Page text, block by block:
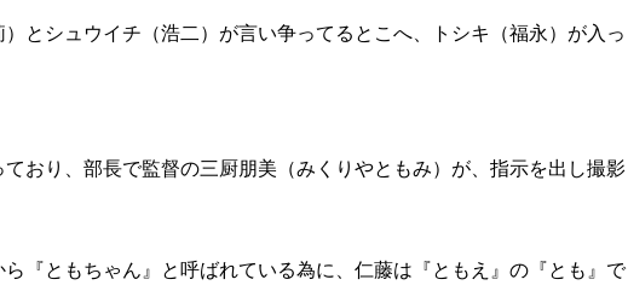
とシュウイチ（浩二）が言い争ってるとこへ、トシキ（福永）が入っ
おり、部長で監督の三厨朋美（みくりやともみ）が、指示を出し撮影
『ともちゃん』と呼ばれている為に、仁藤は『ともえ』の『とも』で